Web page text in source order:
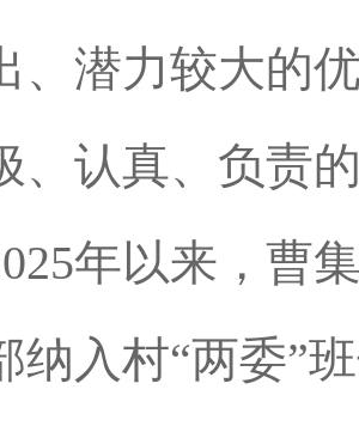
、潜力较大的
、认真、负责
年以来，曹
纳入村“两委”